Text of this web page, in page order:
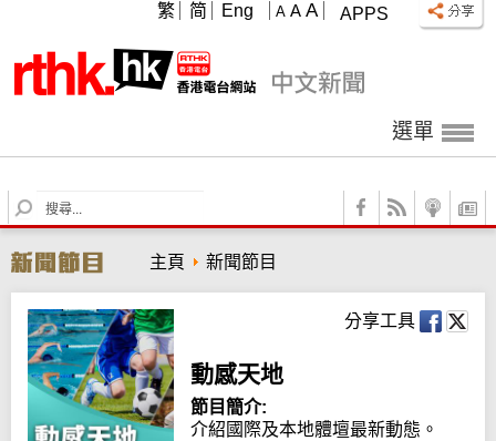
APPS
A A A
繁 简 Eng
選單
S
e
r
c
h
主頁 新聞節目
分享工具
動感天地
節目簡介:
介紹國際及本地體壇最新動態。